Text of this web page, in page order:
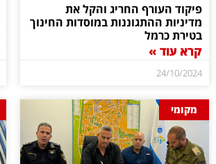
פיקוד העורף החריג והקל את
מדיניות ההתגוננות במוסדות החינוך
בטירת כרמל
קרא עוד »
24/10/2024
מקומי